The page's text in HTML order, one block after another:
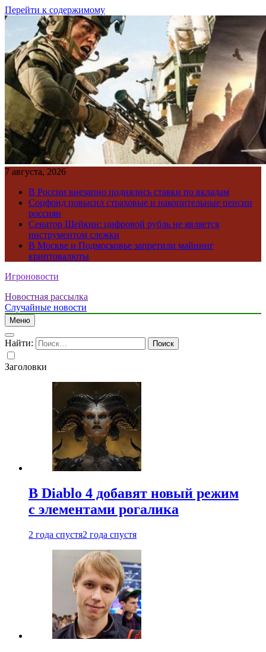
Перейти к содержимому
7 августа, 2026
В России внезапно поднялись ставки по вкладам
Соцфонд повысил страховые и накопительные пенсии
россиян
Сенатор Шейкин: цифровой рубль не является
инструментом слежки
В Москве и Подмосковье запретили майнинг
криптовалюты
Игроновости
Новостная рассылка
Случайные новости
Меню
Найти:
Заголовки
В Diablo 4 добавят новый режим
с элементами рогалика
2 года спустя2 года спустя